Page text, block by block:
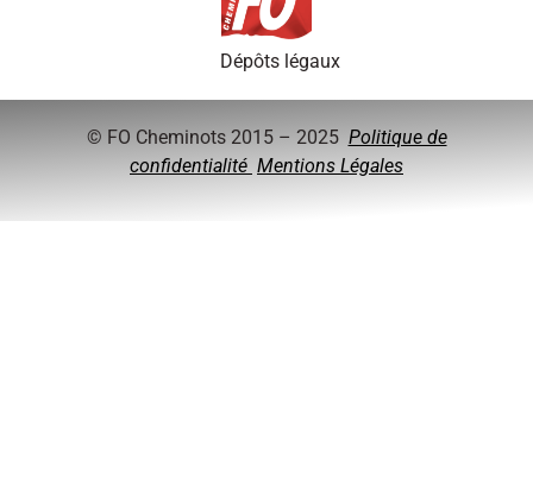
Dépôts légaux
© FO Cheminots 2015 – 2025 Politique de
confidentialité Mentions Légales